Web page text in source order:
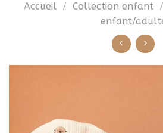
Accueil / Collection enfant /
enfant/